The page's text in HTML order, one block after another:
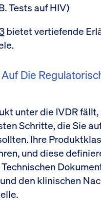
Tests auf HIV)
bietet vertiefende
Die
unter die IVDR
Schritte, die Sie
Ihre
und diese
den klinischen